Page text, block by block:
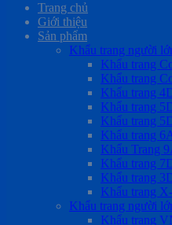
Trang chủ
Giới thiệu
Sản phẩm
Khẩu trang người
Khẩu trang
Khẩu trang
Khẩu trang
Khẩu trang
Khẩu trang
Khẩu trang
Khẩu Trang
Khẩu trang
Khẩu trang
Khẩu trang
Khẩu trang người
Khẩu trang